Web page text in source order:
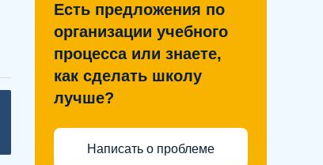
Есть предложения по
организации учебного
процесса или знаете,
как сделать школу
лучше?
Написать о проблеме